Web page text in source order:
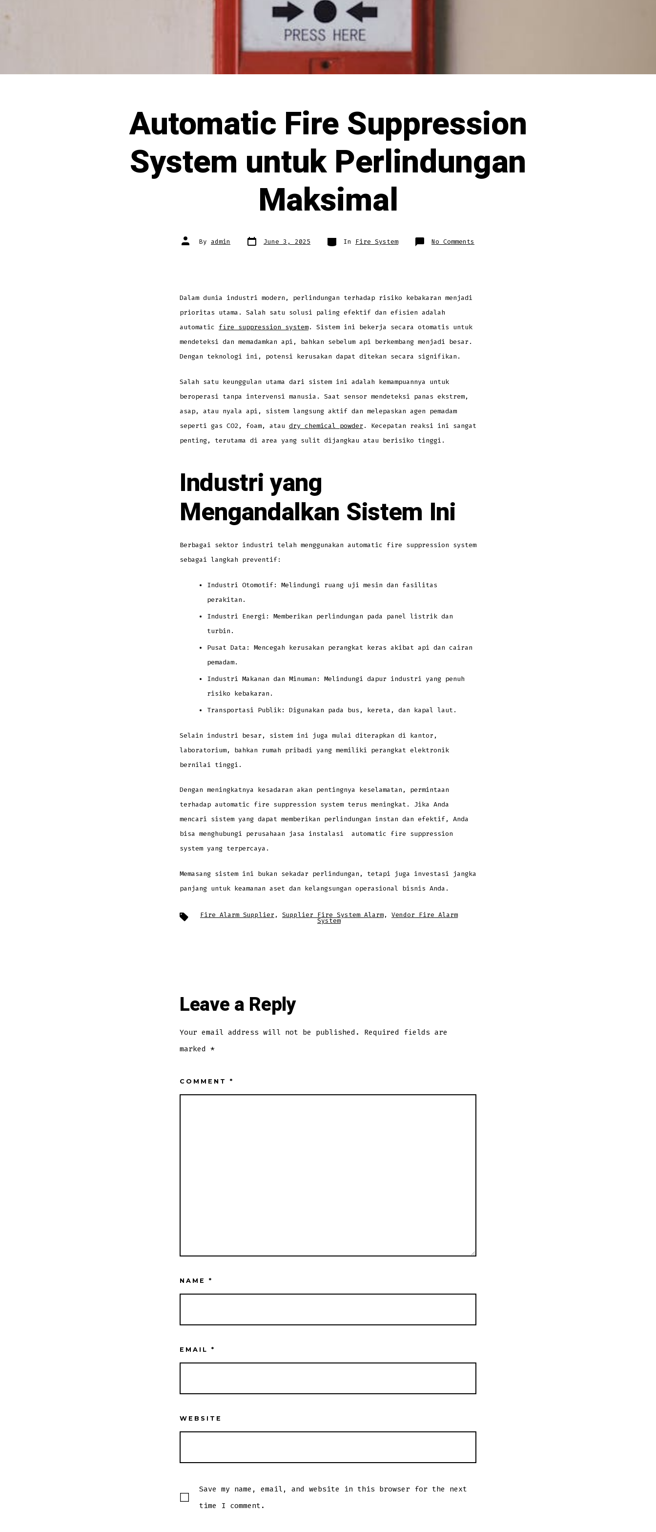
Automatic Fire Suppression
System untuk Perlindungan
Maksimal
Post
author
By admin Post
date June 3, 2025 Categories
In Fire System No Comments
Automatic
Dalam dunia industri modern, perlindungan terhadap risiko kebakaran menjadi
prioritas utama. Salah satu solusi paling efektif dan efisien adalah
automatic fire suppression system. Sistem ini bekerja secara otomatis untuk
mendeteksi dan memadamkan api, bahkan sebelum api berkembang menjadi besar.
Dengan teknologi ini, potensi kerusakan dapat ditekan secara signifikan.
Salah satu keunggulan utama dari sistem ini adalah kemampuannya untuk
beroperasi tanpa intervensi manusia. Saat sensor mendeteksi panas ekstrem,
asap, atau nyala api, sistem langsung aktif dan melepaskan agen pemadam
seperti gas CO2, foam, atau dry chemical powder . Kecepatan reaksi ini sangat
penting, terutama di area yang sulit dijangkau atau berisiko tinggi.
Industri yang
Mengandalkan Sistem Ini
Berbagai sektor industri telah menggunakan automatic fire suppression system
sebagai langkah preventif:
Industri Otomotif: Melindungi ruang uji mesin dan fasilitas
perakitan.
Industri Energi: Memberikan perlindungan pada panel listrik dan
turbin.
Pusat Data: Mencegah kerusakan perangkat keras akibat api dan cairan
pemadam.
Industri Makanan dan Minuman: Melindungi dapur industri yang penuh
risiko kebakaran.
Transportasi Publik: Digunakan pada bus, kereta, dan kapal laut.
Selain industri besar, sistem ini juga mulai diterapkan di kantor,
laboratorium, bahkan rumah pribadi yang memiliki perangkat elektronik
bernilai tinggi.
Dengan meningkatnya kesadaran akan pentingnya keselamatan, permintaan
terhadap automatic fire suppression system terus meningkat. Jika Anda
mencari sistem yang dapat memberikan perlindungan instan dan efektif, Anda
bisa menghubungi perusahaan jasa instalasi automatic fire suppression
system yang terpercaya.
Memasang sistem ini bukan sekadar perlindungan, tetapi juga investasi jangka
panjang untuk keamanan aset dan kelangsungan operasional bisnis Anda.
Tags Fire Alarm Supplier , Supplier Fire System Alarm, Vendor Fire Alarm
System
Leave a Reply
Your email address will not be published.
Required fields are
marked *
COMMENT *
NAME *
EMAIL *
WEBSITE
Save my name, email, and website in this browser for the next
time I comment.